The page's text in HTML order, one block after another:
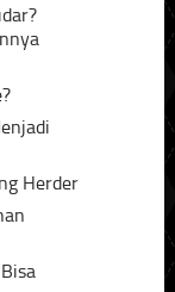
Herder